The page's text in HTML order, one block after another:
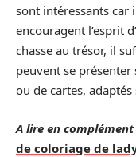
sont intéressants car
encouragent l’esprit
chasse au trésor, il
peuvent se présenter
ou de cartes, adaptés
A lire en complément
de coloriage de